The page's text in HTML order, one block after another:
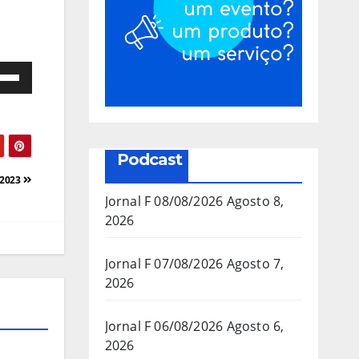
baixo
Podcast
Jornal F 08/08/2026 Agosto 8,
2026
Jornal F 07/08/2026 Agosto 7,
2026
Jornal F 06/08/2026 Agosto 6,
2026